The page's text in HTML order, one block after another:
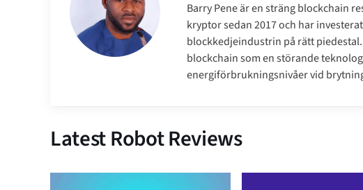
Barry Pene är en sträng blockchain
kryptor sedan 2017 och har
blockkedjeindustrin på rätt
blockchain som en störande
energiförbrukningsnivåer vid
Latest Robot Reviews